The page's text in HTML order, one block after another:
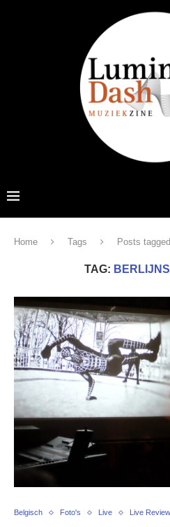
Home Tags Posts
TAG:
Belgisch Foto's Live Live Review